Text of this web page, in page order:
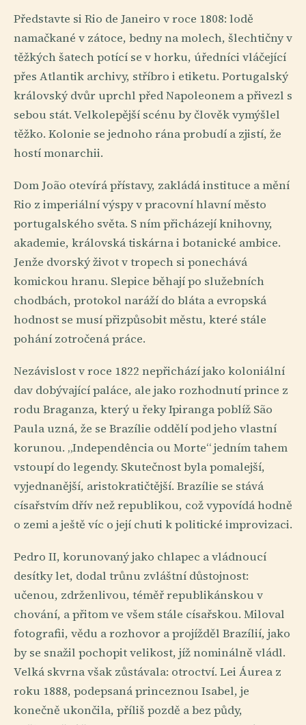
Představte si Rio de Janeiro v roce 1808: lodě
namačkané v zátoce, bedny na molech, šlechtičny v
těžkých šatech potící se v horku, úředníci vláčející
přes Atlantik archivy, stříbro i etiketu. Portugalský
královský dvůr uprchl před Napoleonem a přivezl s
sebou stát. Velkolepější scénu by člověk vymýšlel
těžko. Kolonie se jednoho rána probudí a zjistí, že
hostí monarchii.
Dom João otevírá přístavy, zakládá instituce a mění
Rio z imperiální výspy v pracovní hlavní město
portugalského světa. S ním přicházejí knihovny,
akademie, královská tiskárna i botanické ambice.
Jenže dvorský život v tropech si ponechává
komickou hranu. Slepice běhají po služebních
chodbách, protokol naráží do bláta a evropská
hodnost se musí přizpůsobit městu, které stále
pohání zotročená práce.
Nezávislost v roce 1822 nepřichází jako koloniální
dav dobývající paláce, ale jako rozhodnutí prince z
rodu Braganza, který u řeky Ipiranga poblíž São
Paula uzná, že se Brazílie oddělí pod jeho vlastní
korunou. „Independência ou Morte“ jedním tahem
vstoupí do legendy. Skutečnost byla pomalejší,
vyjednanější, aristokratičtější. Brazílie se stává
císařstvím dřív než republikou, což vypovídá hodně
o zemi a ještě víc o její chuti k politické improvizaci.
Pedro II, korunovaný jako chlapec a vládnoucí
desítky let, dodal trůnu zvláštní důstojnost:
učenou, zdrženlivou, téměř republikánskou v
chování, a přitom ve všem stále císařskou. Miloval
fotografii, vědu a rozhovor a projížděl Brazílií, jako
by se snažil pochopit velikost, jíž nominálně vládl.
Velká skvrna však zůstávala: otroctví. Lei Áurea z
roku 1888, podepsaná princeznou Isabel, je
konečně ukončila, příliš pozdě a bez půdy,